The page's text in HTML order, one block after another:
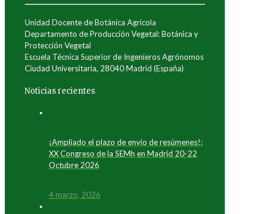
Unidad Docente de Botánica Agrícola
Departamento de Producción Vegetal: Botánica y
Protección Vegetal
Escuela Técnica Superior de Ingenieros Agrónomos
Ciudad Universitaria, 28040 Madrid (España)
Noticias recientes
¡Ampliado el plazo de envío de resúmenes!:
XX Congreso de la SEMh en Madrid 20-22
Octubre 2026
4 marzo, 2026